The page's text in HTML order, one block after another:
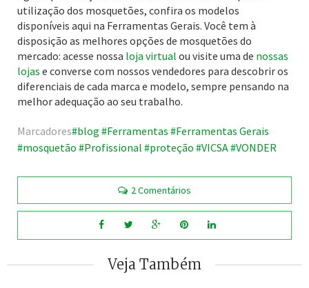
utilização dos mosquetões, confira os modelos
disponíveis aqui na Ferramentas Gerais. Você tem à
disposição as melhores opções de mosquetões do
mercado: acesse nossa loja virtual ou visite uma de nossas
lojas e converse com nossos vendedores para descobrir os
diferenciais de cada marca e modelo, sempre pensando na
melhor adequação ao seu trabalho.
Marcadores blog Ferramentas
Ferramentas Gerais
mosquetão
Profissional proteção VICSA VONDER
2 Comentários
Veja Também